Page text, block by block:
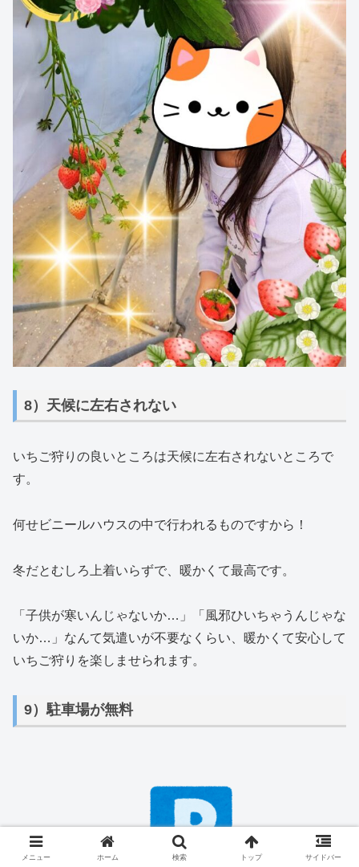
8）天候に左右されない
いちご狩りの良いところは天候に左右されないところで
す。
何せビニールハウスの中で行われるものですから！
冬だとむしろ上着いらずで、暖かくて最高です。
「子供が寒いんじゃないか…」「風邪ひいちゃうんじゃな
いか…」なんて気遣いが不要なくらい、暖かくて安心して
いちご狩りを楽しませられます。
9）駐車場が無料
メニュー ホーム 検索 トップ サイドバー